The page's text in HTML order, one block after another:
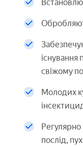
існування
свіжому
Молодих
послід, пух